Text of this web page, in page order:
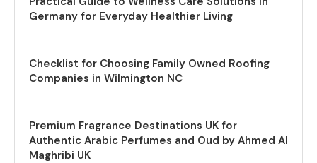
Germany for Everyday Healthier Living
Checklist for Choosing Family Owned Roofing
Companies in Wilmington NC
Premium Fragrance Destinations UK for
Authentic Arabic Perfumes and Oud by Ahmed Al
Maghribi UK